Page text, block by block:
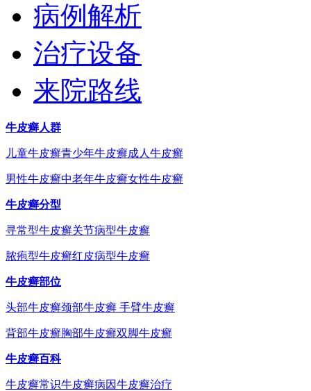
病例解析
治疗设备
来院路线
牛皮癣人群
儿童牛皮癣青少年牛皮癣成人牛皮癣
男性牛皮癣中老年牛皮癣女性牛皮癣
牛皮癣分型
寻常型牛皮癣关节病型牛皮癣
脓疱型牛皮癣红皮病型牛皮癣
牛皮癣部位
头部牛皮癣颈部牛皮癣 手臂牛皮癣
背部牛皮癣胸部牛皮癣双脚牛皮癣
牛皮癣百科
牛皮癣常识牛皮癣病因牛皮癣治疗